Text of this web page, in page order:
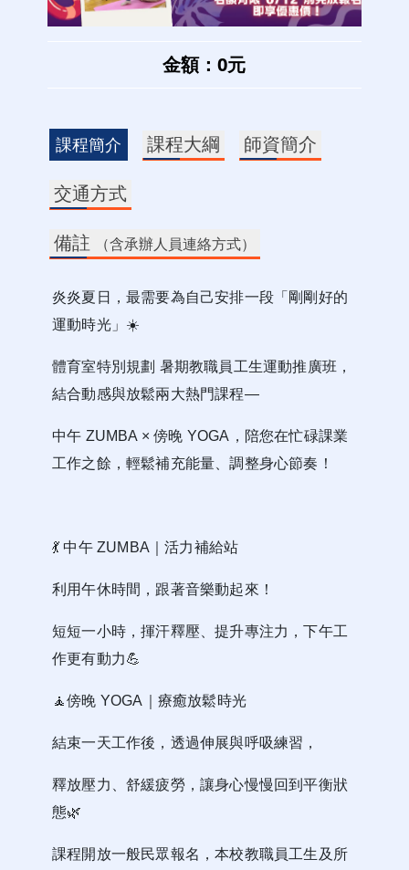
課程簡介 課程大綱
師資簡介
交通方式
備註
（含承辦人員連絡方式）
炎炎夏日，最需要為自己安排一段「剛剛好的
運動時光」 ☀
體育室特別規劃 暑期教職員工生運動推廣班，
結合動感與放鬆兩大熱門課程—
中午 ZUMBA × 傍晚 YOGA，陪您在忙碌課業
工作之餘，輕鬆補充能量、調整身心節奏！
💃 中午 ZUMBA｜活力補給站
利用午休時間，跟著音樂動起來！
短短一小時，揮汗釋壓、提升專注力，下午工
作更有動力💪
🧘傍晚 YOGA｜療癒放鬆時光
結束一天工作後，透過伸展與呼吸練習，
釋放壓力、舒緩疲勞，讓身心慢慢回到平衡狀
態🌿
課程開放一般民眾報名，本校教職員工生及所
金額：0元